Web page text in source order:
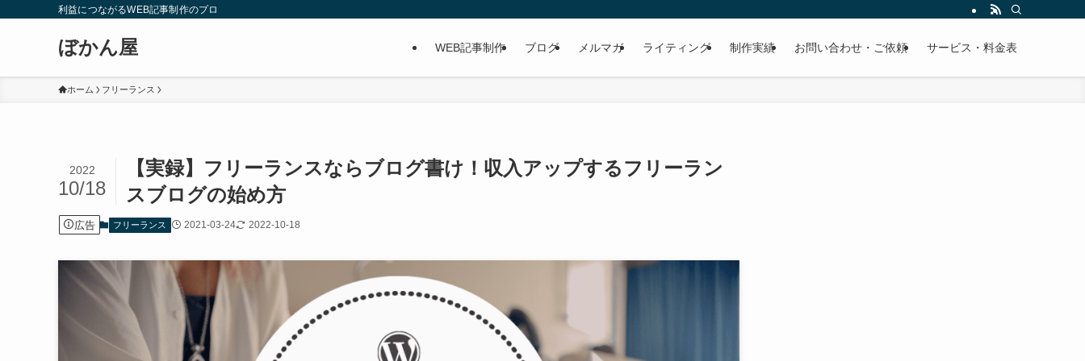
利益につながるWEB記事制作のプロ
ぼかん屋 WEB記事制作 ブログ メルマガ ライティング 制作実績 お問い合わせ・ご依頼 サービス・料金表
ホーム フリーランス
【実録】フリーランスならブログ書け！収入アップするフリーラン
スブログの始め方
2022
10/18
広告 フリーランス 2021-03-24 2022-10-18